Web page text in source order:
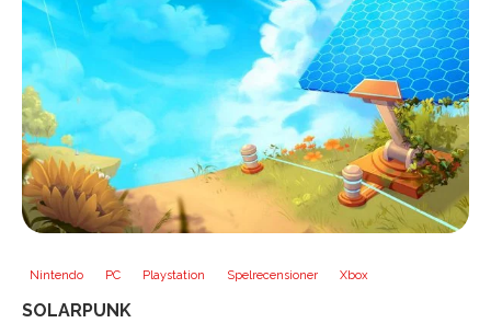
Nintendo PC Playstation Spelrecensioner Xbox
SOLARPUNK